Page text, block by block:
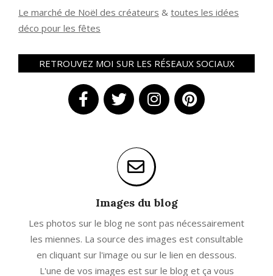
Le marché de Noël des créateurs & toutes les idées
déco pour les fêtes
RETROUVEZ MOI SUR LES RÉSEAUX SOCIAUX
Images du blog
Les photos sur le blog ne sont pas nécessairement
les miennes. La source des images est consultable
en cliquant sur l'image ou sur le lien en dessous.
L'une de vos images est sur le blog et ça vous